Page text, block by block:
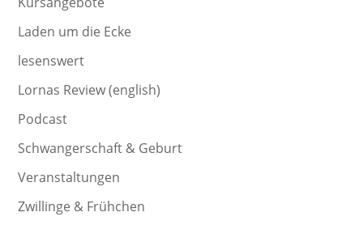
Laden um die Ecke
lesenswert
Lornas Review (english)
Podcast
Schwangerschaft & Geburt
Veranstaltungen
Zwillinge & Frühchen